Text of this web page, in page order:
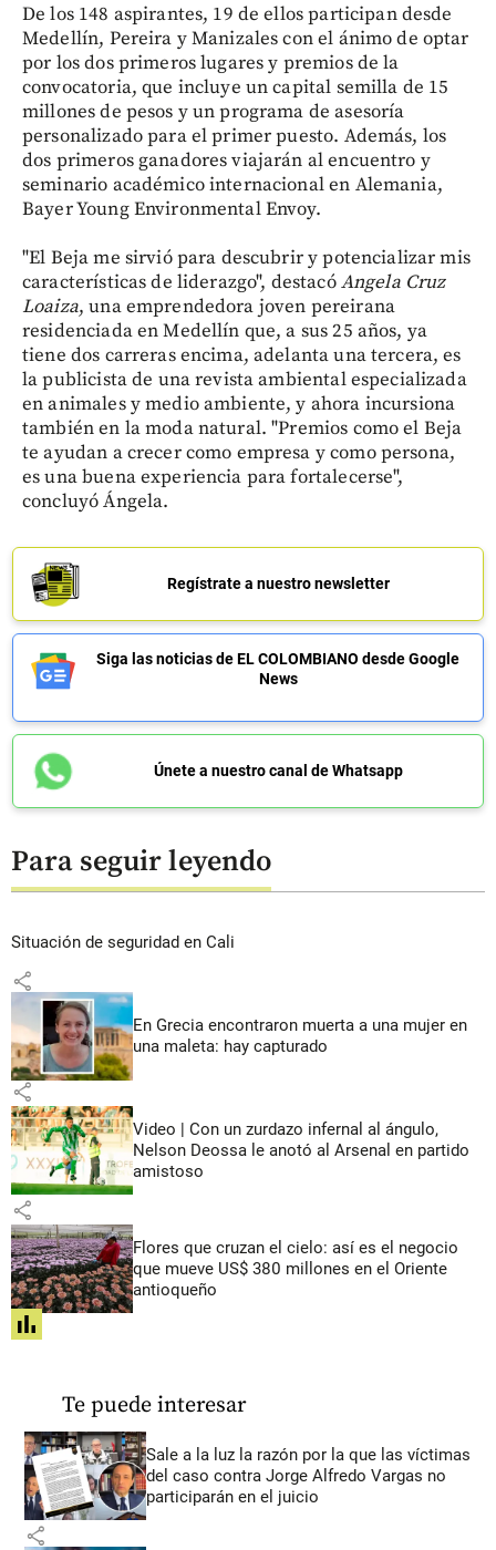
De los 148 aspirantes, 19 de ellos participan desde
Medellín, Pereira y Manizales con el ánimo de optar
por los dos primeros lugares y premios de la
convocatoria, que incluye un capital semilla de 15
millones de pesos y un programa de asesoría
personalizado para el primer puesto. Además, los
dos primeros ganadores viajarán al encuentro y
seminario académico internacional en Alemania,
Bayer Young Environmental Envoy.
"El Beja me sirvió para descubrir y potencializar mis
características de liderazgo", destacóAngela Cruz
Loaiza, una emprendedora joven pereirana
residenciada en Medellín que, a sus 25 años, ya
tiene dos carreras encima, adelanta una tercera, es
la publicista de una revista ambiental especializada
en animales y medio ambiente, y ahora incursiona
también en la moda natural. "Premios como el Beja
te ayudan a crecer como empresa y como persona,
es una buena experiencia para fortalecerse",
concluyó Ángela.
Regístrate a nuestro newsletter
Siga las noticias de EL COLOMBIANO desde Google
News
Únete a nuestro canal de Whatsapp
Para seguir leyendo
Situación de seguridad en Cali
share
En Grecia encontraron muerta a una mujer en
una maleta: hay capturado
share
Video | Con un zurdazo infernal al ángulo,
Nelson Deossa le anotó al Arsenal en partido
amistoso
share
Flores que cruzan el cielo: así es el negocio
que mueve US$ 380 millones en el Oriente
antioqueño
share
Te puede interesar
Sale a la luz la razón por la que las víctimas
del caso contra Jorge Alfredo Vargas no
participarán en el juicio
share